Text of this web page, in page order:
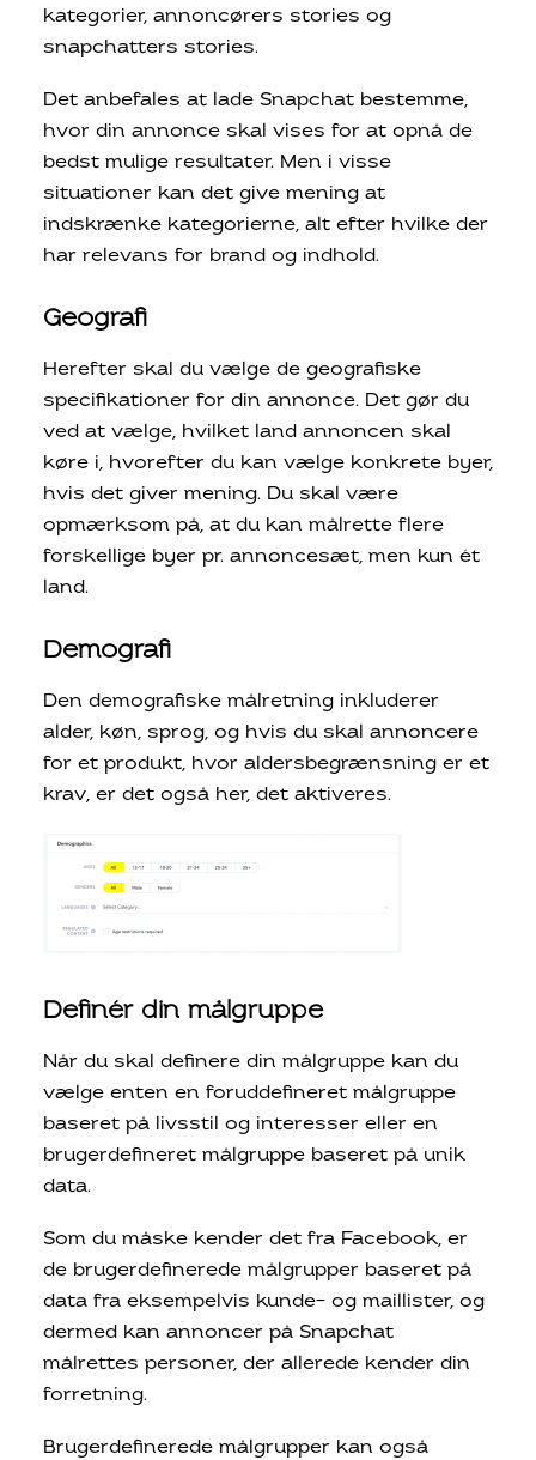
kategorier, annoncørers stories og
snapchatters stories.
Det anbefales at lade Snapchat bestemme,
hvor din annonce skal vises for at opnå de
bedst mulige resultater. Men i visse
situationer kan det give mening at
indskrænke kategorierne, alt efter hvilke der
har relevans for brand og indhold.
Geografi
Herefter skal du vælge de geografiske
specifikationer for din annonce. Det gør du
ved at vælge, hvilket land annoncen skal
køre i, hvorefter du kan vælge konkrete byer,
hvis det giver mening. Du skal være
opmærksom på, at du kan målrette flere
forskellige byer pr. annoncesæt, men kun ét
land.
Demografi
Den demografiske målretning inkluderer
alder, køn, sprog, og hvis du skal annoncere
for et produkt, hvor aldersbegrænsning er et
krav, er det også her, det aktiveres.
Definér din målgruppe
Når du skal definere din målgruppe kan du
vælge enten en foruddefineret målgruppe
baseret på livsstil og interesser eller en
brugerdefineret målgruppe baseret på unik
data.
Som du måske kender det fra Facebook, er
de brugerdefinerede målgrupper baseret på
data fra eksempelvis kunde- og maillister, og
dermed kan annoncer på Snapchat
målrettes personer, der allerede kender din
forretning.
Brugerdefinerede målgrupper kan også